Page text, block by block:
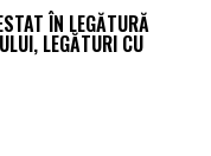
ÎN LEGĂTURĂ
LEGĂTURI CU